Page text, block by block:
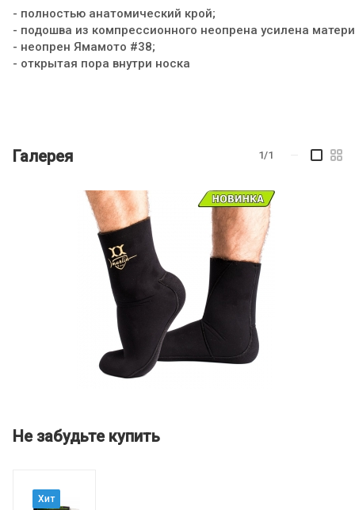
- полностью анатомический крой;
- подошва из компрессионного неопрена усилена
- неопрен Ямамото #38;
- открытая пора внутри носка
Галерея 1/1
Не забудьте купить
Хит